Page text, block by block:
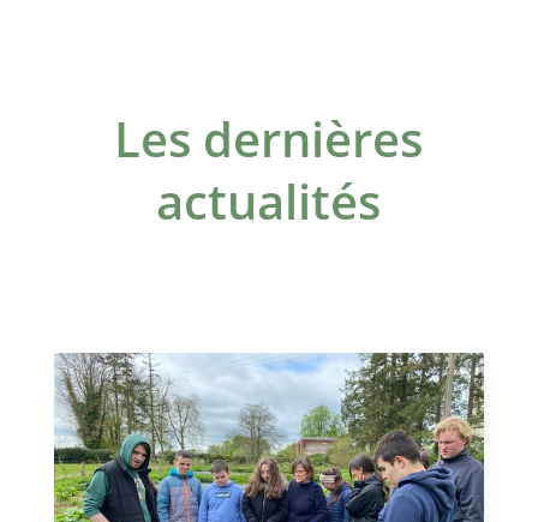
Les dernières
actualités